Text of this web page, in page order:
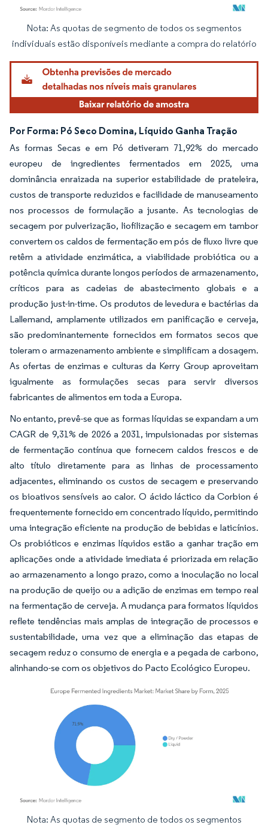
Imagem © Mordor Intelligence. O reuso requer atribuição conforme CC BY 4.0.
Nota: As quotas de segmento de todos os segmentos
individuais estão disponíveis mediante a compra do relatório
Por Forma: Pó Seco Domina, Líquido Ganha Tração
As formas Secas e em Pó detiveram 71,92% do mercado
europeu de ingredientes fermentados em 2025, uma
dominância enraizada na superior estabilidade de prateleira,
custos de transporte reduzidos e facilidade de manuseamento
nos processos de formulação a jusante. As tecnologias de
secagem por pulverização, liofilização e secagem em tambor
convertem os caldos de fermentação em pós de fluxo livre que
retêm a atividade enzimática, a viabilidade probiótica ou a
potência química durante longos períodos de armazenamento,
críticos para as cadeias de abastecimento globais e a
produção just-in-time. Os produtos de levedura e bactérias da
Lallemand, amplamente utilizados em panificação e cerveja,
são predominantemente fornecidos em formatos secos que
toleram o armazenamento ambiente e simplificam a dosagem.
As ofertas de enzimas e culturas da Kerry Group aproveitam
igualmente as formulações secas para servir diversos
fabricantes de alimentos em toda a Europa.
No entanto, prevê-se que as formas líquidas se expandam a um
CAGR de 9,31% de 2026 a 2031, impulsionadas por sistemas
de fermentação contínua que fornecem caldos frescos e de
alto título diretamente para as linhas de processamento
adjacentes, eliminando os custos de secagem e preservando
os bioativos sensíveis ao calor. O ácido láctico da Corbion é
frequentemente fornecido em concentrado líquido, permitindo
uma integração eficiente na produção de bebidas e laticínios.
Os probióticos e enzimas líquidos estão a ganhar tração em
aplicações onde a atividade imediata é priorizada em relação
ao armazenamento a longo prazo, como a inoculação no local
na produção de queijo ou a adição de enzimas em tempo real
na fermentação de cerveja. A mudança para formatos líquidos
reflete tendências mais amplas de integração de processos e
sustentabilidade, uma vez que a eliminação das etapas de
secagem reduz o consumo de energia e a pegada de carbono,
alinhando-se com os objetivos do Pacto Ecológico Europeu.
Imagem © Mordor Intelligence. O reuso requer atribuição conforme CC BY 4.0.
Nota: As quotas de segmento de todos os segmentos